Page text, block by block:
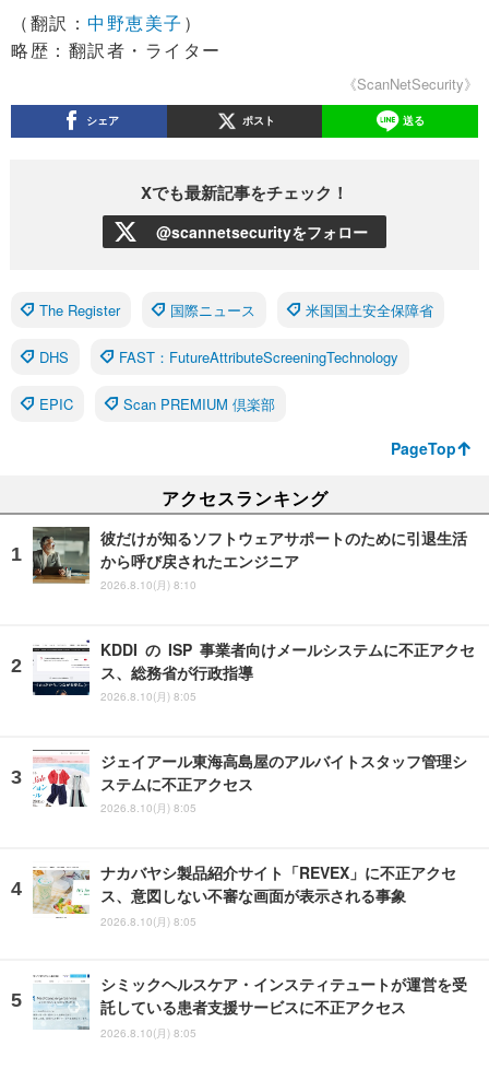
（翻訳： 中野恵美子 ）
略歴：翻訳者・ライター
《ScanNetSecurity》
シェア ポスト 送る
Xでも最新記事をチェック！
@scannetsecurityをフォロー
The Register 国際ニュース 米国国土安全保障省
DHS FAST：FutureAttributeScreeningTechnology
EPIC Scan PREMIUM 倶楽部
PageTop
アクセスランキング
彼だけが知るソフトウェアサポートのために引退生活
から呼び戻されたエンジニア
2026.8.10(月) 8:10
KDDI の ISP 事業者向けメールシステムに不正アクセ
ス、総務省が行政指導
2026.8.10(月) 8:05
ジェイアール東海高島屋のアルバイトスタッフ管理シ
ステムに不正アクセス
2026.8.10(月) 8:05
ナカバヤシ製品紹介サイト「REVEX」に不正アクセ
ス、意図しない不審な画面が表示される事象
2026.8.10(月) 8:05
シミックヘルスケア・インスティテュートが運営を受
託している患者支援サービスに不正アクセス
2026.8.10(月) 8:05